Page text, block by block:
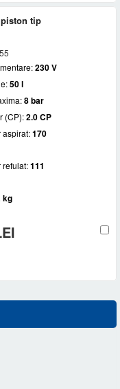
tip
230 V
50 l
8 bar
(CP):2.0 CP
aspirat:170
refulat:111
kg